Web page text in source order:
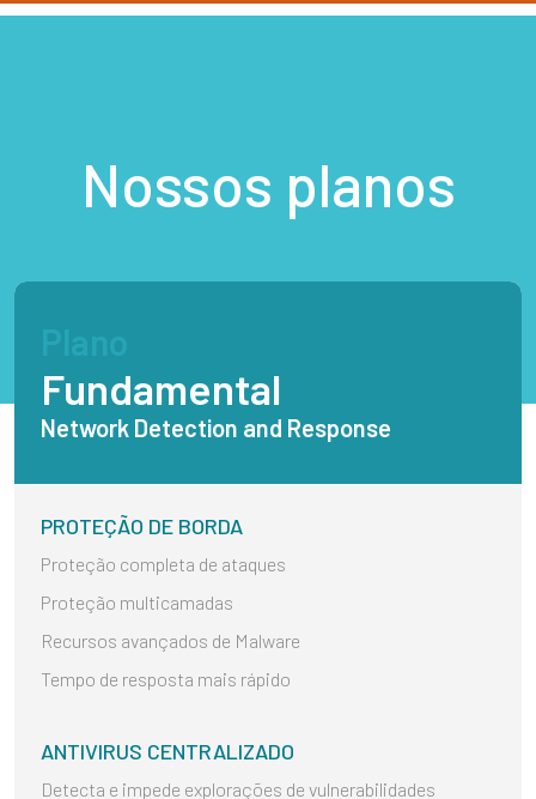
Nossos planos
Fundamental
Network Detection and Response
PROTEÇÃO DE BORDA
Proteção completa de ataques
Proteção multicamadas
Recursos avançados de Malware
Tempo de resposta mais rápido
ANTIVIRUS CENTRALIZADO
Detecta e impede explorações de vulnerabilidades